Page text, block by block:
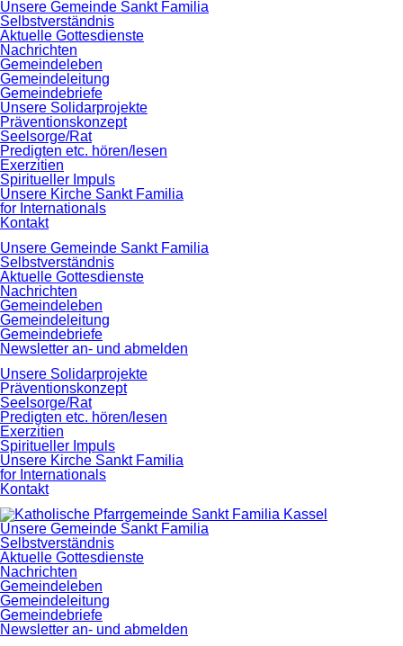
Navigation
überspringen
Unsere Gemeinde Sankt Familia
Selbstverständnis
Aktuelle Gottesdienste
Nachrichten
Gemeindeleben
Gemeindeleitung
Gemeindebriefe
Unsere Solidarprojekte
Präventionskonzept
Seelsorge/Rat
Predigten etc. hören/lesen
Exerzitien
Spiritueller Impuls
Unsere Kirche Sankt Familia
for Internationals
Kontakt
Navigation
überspringen
Unsere Gemeinde Sankt Familia
Selbstverständnis
Aktuelle Gottesdienste
Nachrichten
Gemeindeleben
Gemeindeleitung
Gemeindebriefe
Newsletter an- und abmelden
Unsere Solidarprojekte
Präventionskonzept
Seelsorge/Rat
Predigten etc. hören/lesen
Exerzitien
Spiritueller Impuls
Unsere Kirche Sankt Familia
for Internationals
Kontakt
Navigation
überspringen
Unsere Gemeinde Sankt Familia
Selbstverständnis
Aktuelle Gottesdienste
Nachrichten
Gemeindeleben
Gemeindeleitung
Gemeindebriefe
Newsletter an- und abmelden